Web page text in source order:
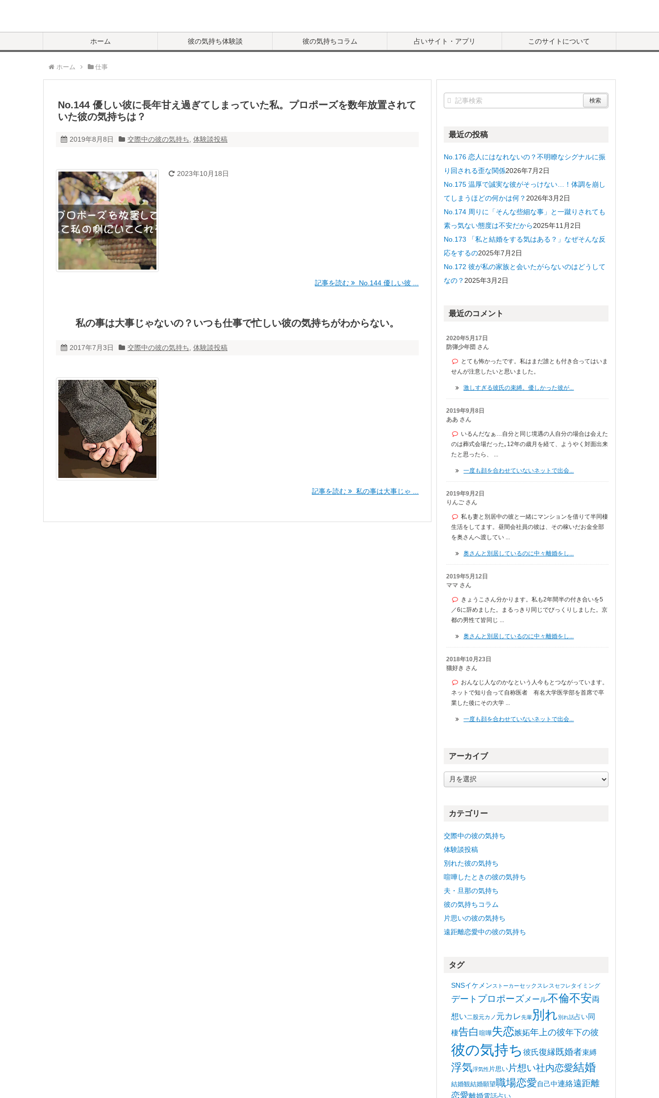
ホーム 彼の気持ち体験談 彼の気持ちコラム 占いサイト・アプリ このサイトについて
ホーム 仕事
No.144 優しい彼に長年甘え過ぎてしまっていた私。プロポーズを数年放置されて
いた彼の気持ちは？
2019年8月8日 交際中の彼の気持ち 体験談投稿
2023年10月18日
記事を読む No.144 優しい彼 ...
私の事は大事じゃないの？いつも仕事で忙しい彼の気持ちがわからない。
2017年7月3日 交際中の彼の気持ち 体験談投稿
記事を読む 私の事は大事じゃ ...
最近の投稿
No.176 恋人にはなれないの？不明瞭なシグナルに振
り回される歪な関係2026年7月2日
No.175 温厚で誠実な彼がそっけない…！体調を崩し
てしまうほどの何かは何？ 2026年3月2日
No.174 周りに「そんな些細な事」と一蹴りされても
素っ気ない態度は不安だから2025年11月2日
No.173 「私と結婚をする気はある？」なぜそんな反
応をするの2025年7月2日
No.172 彼が私の家族と会いたがらないのはどうして
なの？ 2025年3月2日
最近のコメント
2020年5月17日
防弾少年団 さん
とても怖かったです。私はまだ誰とも付き合ってはいま
せんが注意したいと思いました。
激しすぎる彼氏の束縛。優しかった彼が...
2019年9月8日
ああ さん
いるんだなぁ…自分と同じ境遇の人自分の場合は会えた
のは葬式会場だった｡12年の歳月を経て、ようやく対面出来
たと思ったら、 ...
一度も顔を合わせていないネットで出会...
2019年9月2日
りんご さん
私も妻と別居中の彼と一緒にマンションを借りて半同棲
生活をしてます。昼間会社員の彼は、その稼いだお金全部
を奥さんへ渡してい ...
奥さんと別居しているのに中々離婚をし...
2019年5月12日
ママ さん
きょうこさん分かります。私も2年間半の付き合いを5
／6に辞めました。まるっきり同じでびっくりしました。京
都の男性て皆同じ ...
奥さんと別居しているのに中々離婚をし...
2018年10月23日
猫好き さん
おんなじ人なのかなという人今もとつながっています。
ネットで知り合って自称医者 有名大学医学部を首席で卒
業した後にその大学 ...
一度も顔を合わせていないネットで出会...
アーカイブ
ー
ブカテゴリー
交際中の彼の気持ち
体験談投稿
別れた彼の気持ち
喧嘩したときの彼の気持ち
夫・旦那の気持ち
彼の気持ちコラム
片思いの彼の気持ち
遠距離恋愛中の彼の気持ち
タグ
SNSイケメンストーカーセックスレスセフレタイミング
デート プロポーズ メール不倫不安両
想い二股元カノ 元カレ先輩 別れ別れ話占い同
棲告白 喧嘩失恋嫉妬年上の彼年下の彼
彼の気持ち 彼氏復縁既婚者束縛
浮気浮気性 片思い 片想い社内恋愛結婚
結婚観結婚願望職場恋愛自己中連絡遠距離
恋愛離婚電話占い